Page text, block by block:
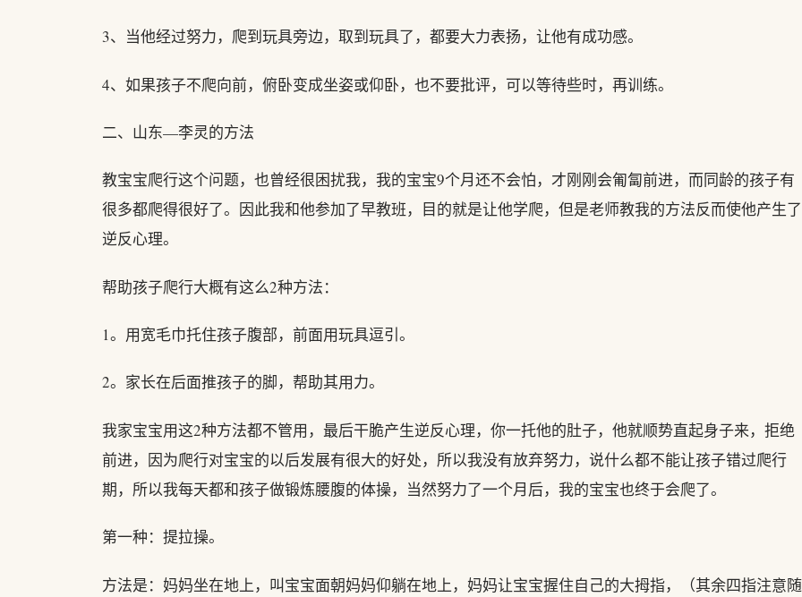
3、当他经过努力，爬到玩具旁边，取到玩具了，都要大力表扬，让他有成功感。
4、如果孩子不爬向前，俯卧变成坐姿或仰卧，也不要批评，可以等待些时，再训练。
二、山东—李灵的方法
教宝宝爬行这个问题，也曾经很困扰我，我的宝宝9个月还不会怕，才刚刚会匍匐前进，而同龄的孩子有
很多都爬得很好了。因此我和他参加了早教班，目的就是让他学爬，但是老师教我的方法反而使他产生了
逆反心理。
帮助孩子爬行大概有这么2种方法：
1。用宽毛巾托住孩子腹部，前面用玩具逗引。
2。家长在后面推孩子的脚，帮助其用力。
我家宝宝用这2种方法都不管用，最后干脆产生逆反心理，你一托他的肚子，他就顺势直起身子来，拒绝
前进，因为爬行对宝宝的以后发展有很大的好处，所以我没有放弃努力，说什么都不能让孩子错过爬行
期，所以我每天都和孩子做锻炼腰腹的体操，当然努力了一个月后，我的宝宝也终于会爬了。
第一种：提拉操。
方法是：妈妈坐在地上，叫宝宝面朝妈妈仰躺在地上，妈妈让宝宝握住自己的大拇指，（其余四指注意随